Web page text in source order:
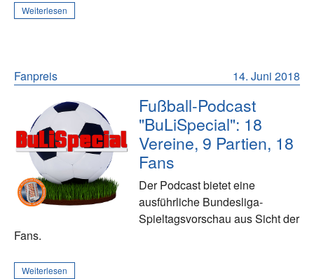
Weiterlesen
14. Juni 2018
Fanpreis
Fußball-Podcast
"BuLiSpecial": 18
Vereine, 9 Partien, 18
Fans
Der Podcast bietet eine
ausführliche Bundesliga-
Spieltagsvorschau aus Sicht der
Fans.
Weiterlesen